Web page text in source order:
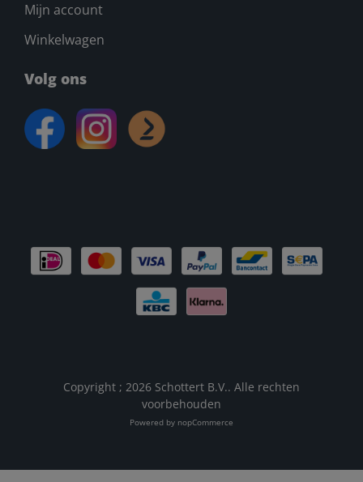
Mijn account
Winkelwagen
Volg ons
Copyright ; 2026 Schottert B.V.. Alle rechten
voorbehouden
Powered by nopCommerce